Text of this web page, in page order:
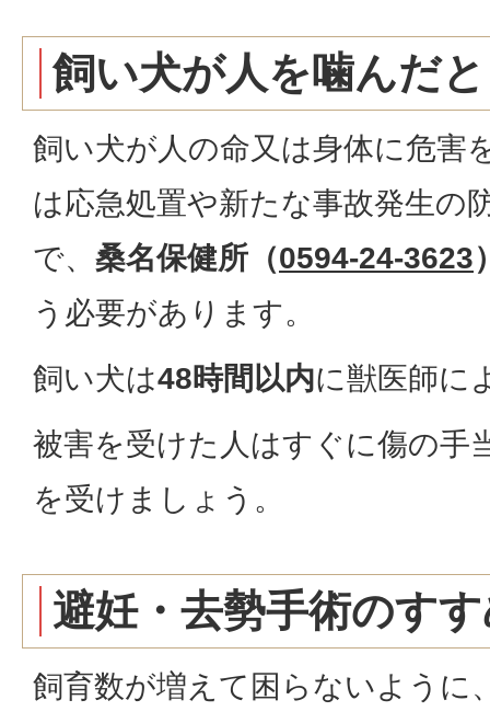
飼い犬が人を噛んだ
飼い犬が人の命又は身体に危害
は応急処置や新たな事故発生の
で、 桑名保健所（0594-24-3623
う必要があります。
飼い犬は48時間以内に獣医師に
被害を受けた人はすぐに傷の手
を受けましょう。
避妊・去勢手術のす
飼育数が増えて困らないように